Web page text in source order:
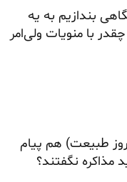
بندازیم به یه
با منویات ولی‌امر
طبیعت) هم پیام
مذاکره نگفتند؟